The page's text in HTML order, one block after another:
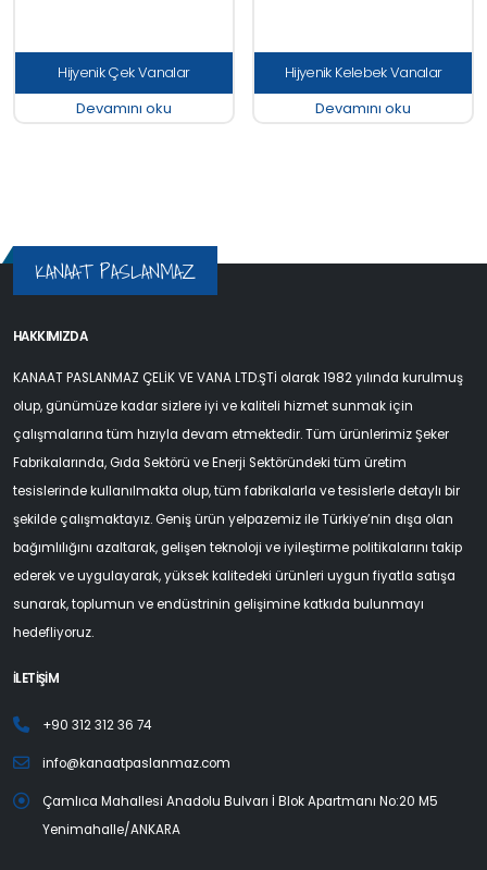
Hijyenik Çek Vanalar
Devamını oku
Hijyenik Kelebek Vanalar
Devamını oku
KANAAT PASLANMAZ
HAKKIMIZDA
KANAAT PASLANMAZ ÇELİK VE VANA LTD.ŞTİ olarak 1982 yılında kurulmuş
olup, günümüze kadar sizlere iyi ve kaliteli hizmet sunmak için
çalışmalarına tüm hızıyla devam etmektedir. Tüm ürünlerimiz Şeker
Fabrikalarında, Gıda Sektörü ve Enerji Sektöründeki tüm üretim
tesislerinde kullanılmakta olup, tüm fabrikalarla ve tesislerle detaylı bir
şekilde çalışmaktayız. Geniş ürün yelpazemiz ile Türkiye’nin dışa olan
bağımlılığını azaltarak, gelişen teknoloji ve iyileştirme politikalarını takip
ederek ve uygulayarak, yüksek kalitedeki ürünleri uygun fiyatla satışa
sunarak, toplumun ve endüstrinin gelişimine katkıda bulunmayı
hedefliyoruz.
İLETİŞİM
+90 312 312 36 74
info@kanaatpaslanmaz.com
Çamlıca Mahallesi Anadolu Bulvarı İ Blok Apartmanı No:20 M5
Yenimahalle/ANKARA